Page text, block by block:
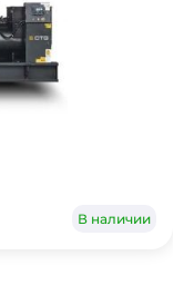
В наличии